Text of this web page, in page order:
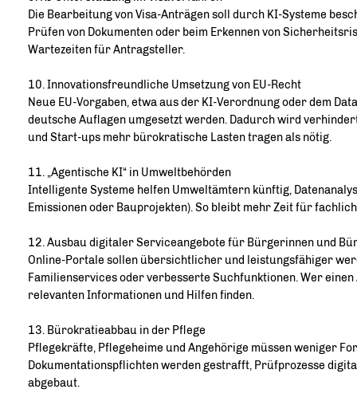
Die Bearbeitung von Visa-Anträgen soll durch KI-Systeme
Prüfen von Dokumenten oder beim Erkennen von
Wartezeiten für Antragsteller.
10. Innovationsfreundliche Umsetzung von EU-Recht
Neue EU-Vorgaben, etwa aus der KI-Verordnung oder dem
deutsche Auflagen umgesetzt werden. Dadurch wird
und Start-ups mehr bürokratische Lasten tragen als nötig.
11. „Agentische KI“ in Umweltbehörden
Intelligente Systeme helfen Umweltämtern künftig,
Emissionen oder Bauprojekten). So bleibt mehr Zeit für
12. Ausbau digitaler Serviceangebote für Bürgerinnen und
Online-Portale sollen übersichtlicher und leistungsfähiger
Familienservices oder verbesserte Suchfunktionen. Wer
relevanten Informationen und Hilfen finden.
13. Bürokratieabbau in der Pflege
Pflegekräfte, Pflegeheime und Angehörige müssen weniger
Dokumentationspflichten werden gestrafft, Prüfprozesse
abgebaut.